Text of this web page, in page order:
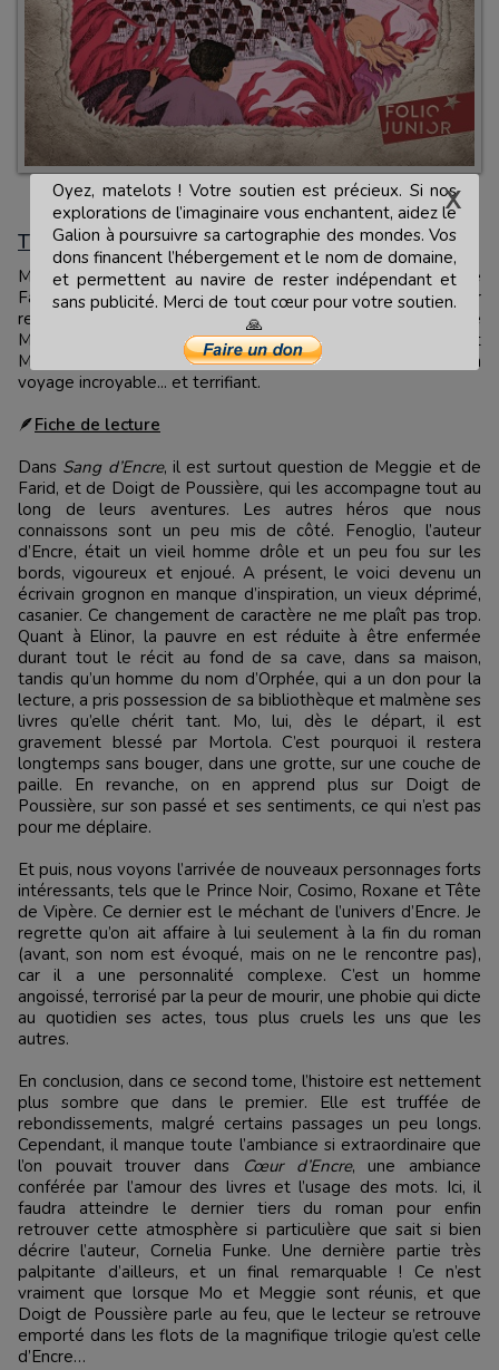
© 2018 Editions Gallimard | Illustration de couverture © Juliette
Barbanègre
Tome 2 - Sang d'Encre (Tintenblut, 2005)
Meggie et ses parents savourent leurs retrouvailles lorsque
Farid apporte une nouvelle bouleversante: prêt à tout pour
revoir les fées et sa famille, Doigt de Poussière a regagné le
Monde d'encre, ignorant qu'un grand danger l'attend. Farid et
Meggie décident de partir à sa recherche. C'est le début d'un
voyage incroyable... et terrifiant.
🪶Fiche de lecture
Dans Sang d’Encre, il est surtout question de Meggie et de
Farid, et de Doigt de Poussière, qui les accompagne tout au
long de leurs aventures. Les autres héros que nous
connaissons sont un peu mis de côté. Fenoglio, l’auteur
d’Encre, était un vieil homme drôle et un peu fou sur les
bords, vigoureux et enjoué. A présent, le voici devenu un
écrivain grognon en manque d’inspiration, un vieux déprimé,
casanier. Ce changement de caractère ne me plaît pas trop.
Quant à Elinor, la pauvre en est réduite à être enfermée
durant tout le récit au fond de sa cave, dans sa maison,
tandis qu’un homme du nom d’Orphée, qui a un don pour la
lecture, a pris possession de sa bibliothèque et malmène ses
livres qu’elle chérit tant. Mo, lui, dès le départ, il est
gravement blessé par Mortola. C’est pourquoi il restera
longtemps sans bouger, dans une grotte, sur une couche de
paille. En revanche, on en apprend plus sur Doigt de
Poussière, sur son passé et ses sentiments, ce qui n’est pas
pour me déplaire.
Et puis, nous voyons l’arrivée de nouveaux personnages forts
intéressants, tels que le Prince Noir, Cosimo, Roxane et Tête
de Vipère. Ce dernier est le méchant de l’univers d’Encre. Je
regrette qu’on ait affaire à lui seulement à la fin du roman
(avant, son nom est évoqué, mais on ne le rencontre pas),
car il a une personnalité complexe. C’est un homme
angoissé, terrorisé par la peur de mourir, une phobie qui dicte
au quotidien ses actes, tous plus cruels les uns que les
autres.
En conclusion, dans ce second tome, l’histoire est nettement
plus sombre que dans le premier. Elle est truffée de
rebondissements, malgré certains passages un peu longs.
Cependant, il manque toute l’ambiance si extraordinaire que
l’on pouvait trouver dans
Cœur d’Encre, une ambiance
conférée par l’amour des livres et l’usage des mots. Ici, il
faudra atteindre le dernier tiers du roman pour enfin
retrouver cette atmosphère si particulière que sait si bien
décrire l’auteur, Cornelia Funke. Une dernière partie très
palpitante d’ailleurs, et un final remarquable ! Ce n’est
vraiment que lorsque Mo et Meggie sont réunis, et que
Doigt de Poussière parle au feu, que le lecteur se retrouve
emporté dans les flots de la magnifique trilogie qu’est celle
d’Encre…
Oyez, matelots ! Votre soutien est précieux. Si nos
explorations de l’imaginaire vous enchantent, aidez le
Galion à poursuivre sa cartographie des mondes. Vos
dons financent l’hébergement et le nom de domaine,
et permettent au navire de rester indépendant et
sans publicité. Merci de tout cœur pour votre soutien.
🙏